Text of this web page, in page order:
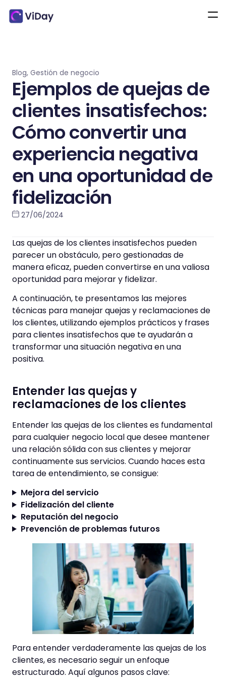
Blog, Gestión de negocio
Ejemplos de quejas de
clientes insatisfechos:
Cómo convertir una
experiencia negativa
en una oportunidad de
fidelización
27/06/2024
Las quejas de los clientes insatisfechos pueden
parecer un obstáculo, pero gestionadas de
manera eficaz, pueden convertirse en una valiosa
oportunidad para mejorar y fidelizar.
A continuación, te presentamos las mejores
técnicas para manejar quejas y reclamaciones de
los clientes, utilizando ejemplos prácticos y frases
para clientes insatisfechos que te ayudarán a
transformar una situación negativa en una
positiva.
Entender las quejas y
reclamaciones de los clientes
Entender las quejas de los clientes es fundamental
para cualquier negocio local que desee mantener
una relación sólida con sus clientes y mejorar
continuamente sus servicios. Cuando haces esta
tarea de entendimiento, se consigue:
Mejora del servicio
Fidelización del cliente
Reputación del negocio
Prevención de problemas futuros
Para entender verdaderamente las quejas de los
clientes, es necesario seguir un enfoque
estructurado. Aquí algunos pasos clave: